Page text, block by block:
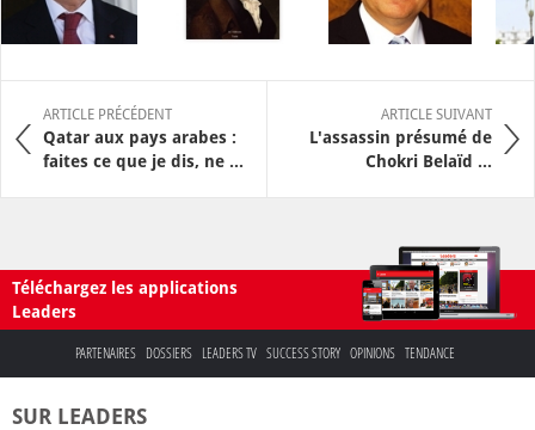
ARTICLE PRÉCÉDENT
Qatar aux pays arabes :
faites ce que je dis, ne ...
ARTICLE SUIVANT
L'assassin présumé de
Chokri Belaïd ...
Téléchargez les applications
Leaders
PARTENAIRES DOSSIERS LEADERS TV SUCCESS STORY OPINIONS TENDANCE
SUR LEADERS